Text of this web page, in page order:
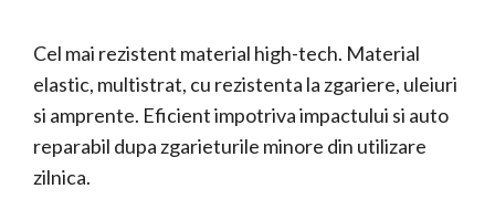
Cel mai rezistent material high-tech. Material
elastic, multistrat, cu rezistenta la zgariere, uleiuri
si amprente. Eficient impotriva impactului si auto
reparabil dupa zgarieturile minore din utilizare
zilnica.